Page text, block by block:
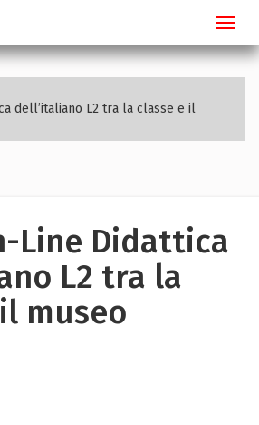
dell’italiano L2 tra la classe e il
Line Didattica
L2 tra la
museo